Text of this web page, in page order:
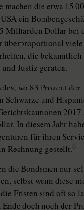
machen die etwa 15
ein
Milliarden Dollar bei
überproportional
die bekanntlich
Justiz geraten.
wo 83 Prozent der
Schwarze und
2017
In diesem Jahr
für ihren
Rechnung gestellt.6
die Bondsmen nur
selbst wenn diese
Fristen sind oft so
doch noch der